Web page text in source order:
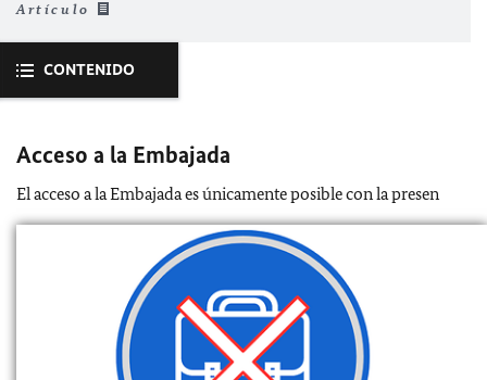
Artículo
CONTENIDO
Acceso a la Embajada
El acceso a la Embajada es únicamente posible con la presen